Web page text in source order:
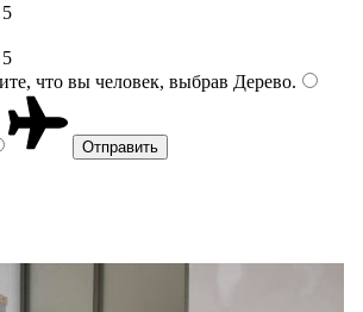
5
5
что вы человек, выбрав Дерево.